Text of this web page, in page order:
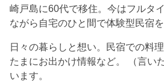
崎戸島に60代で移住。今はフルタ
ながら自宅のひと間で体験型民宿を
日々の暮らしと想い。民宿での料
たまにお出かけ情報など。 （言い
います。